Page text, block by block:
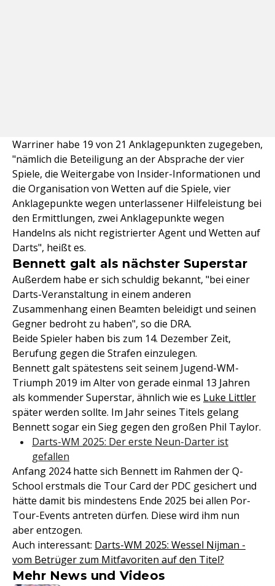
Warriner habe 19 von 21 Anklagepunkten zugegeben,
"nämlich die Beteiligung an der Absprache der vier
Spiele, die Weitergabe von Insider-Informationen und
die Organisation von Wetten auf die Spiele, vier
Anklagepunkte wegen unterlassener Hilfeleistung bei
den Ermittlungen, zwei Anklagepunkte wegen
Handelns als nicht registrierter Agent und Wetten auf
Darts", heißt es.
Bennett galt als nächster Superstar
Außerdem habe er sich schuldig bekannt, "bei einer
Darts-Veranstaltung in einem anderen
Zusammenhang einen Beamten beleidigt und seinen
Gegner bedroht zu haben", so die DRA.
Beide Spieler haben bis zum 14. Dezember Zeit,
Berufung gegen die Strafen einzulegen.
Bennett galt spätestens seit seinem Jugend-WM-
Triumph 2019 im Alter von gerade einmal 13 Jahren
als kommender Superstar, ähnlich wie es Luke Littler
später werden sollte. Im Jahr seines Titels gelang
Bennett sogar ein Sieg gegen den großen Phil Taylor.
Darts-WM 2025: Der erste Neun-Darter ist
gefallen
Anfang 2024 hatte sich Bennett im Rahmen der Q-
School erstmals die Tour Card der PDC gesichert und
hätte damit bis mindestens Ende 2025 bei allen Por-
Tour-Events antreten dürfen. Diese wird ihm nun
aber entzogen.
Auch interessant: Darts-WM 2025: Wessel Nijman -
vom Betrüger zum Mitfavoriten auf den Titel?
Mehr News und Videos